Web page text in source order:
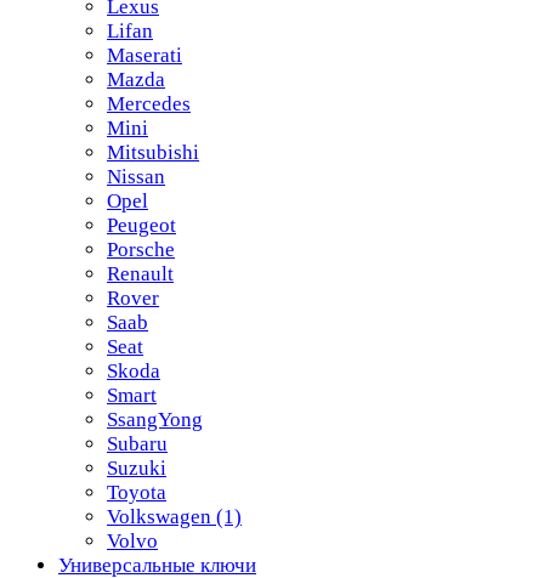
Lexus
Lifan
Maserati
Mazda
Mercedes
Mini
Mitsubishi
Nissan
Opel
Peugeot
Porsche
Renault
Rover
Saab
Seat
Skoda
Smart
SsangYong
Subaru
Suzuki
Toyota
Volkswagen (1)
Volvo
Универсальные ключи